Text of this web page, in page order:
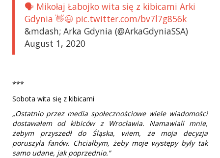
🗣 Mikołaj Łabojko wita się z kibicami Arki
Gdynia 👋😉 pic.twitter.com/bv7l7g856k
&mdash; Arka Gdynia (@ArkaGdyniaSSA)
August 1, 2020
***
Sobota wita się z kibicami
„Ostatnio przez media społecznościowe wiele wiadomości
dostawałem od kibiców z Wrocławia. Namawiali mnie,
żebym przyszedł do Śląska, wiem, że moja decyzja
poruszyła fanów. Chciałbym, żeby moje występy były tak
samo udane, jak poprzednio.”